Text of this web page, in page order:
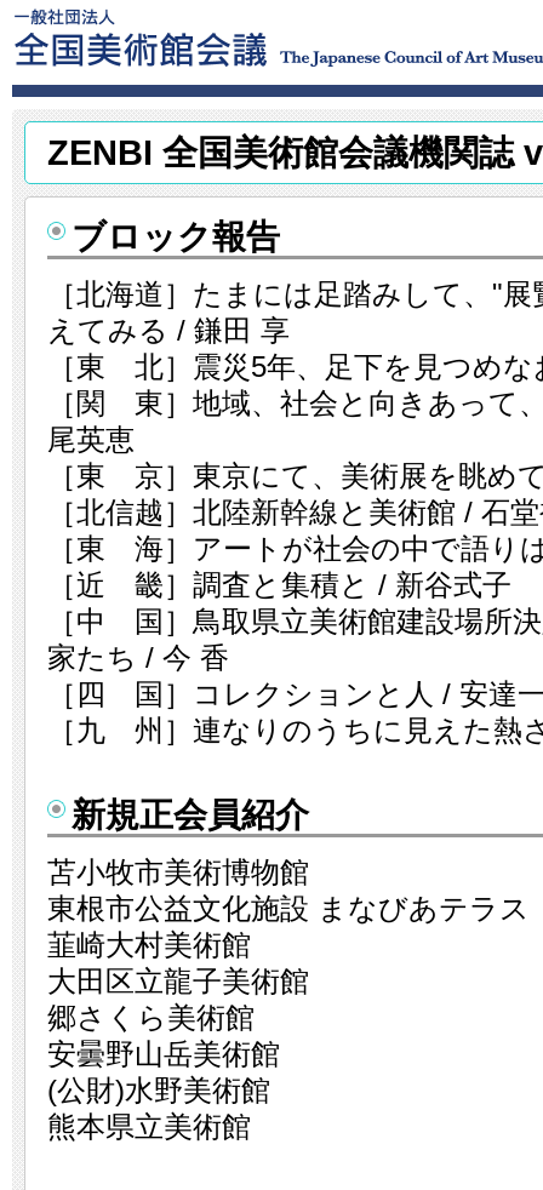
ZENBI 全国美術館会議機関誌
ブロック報告
［北海道］たまには足踏みして、"
えてみる / 鎌田 享
［東 北］震災5年、足下を見つめ
［関 東］地域、社会と向きあって
尾英恵
［東 京］東京にて、美術展を眺め
［北信越］北陸新幹線と美術館 / 石
［東 海］アートが社会の中で語り
［近 畿］調査と集積と / 新谷式子
［中 国］鳥取県立美術館建設場所
家たち / 今 香
［四 国］コレクションと人 / 安達
［九 州］連なりのうちに見えた熱
新規正会員紹介
苫小牧市美術博物館
東根市公益文化施設 まなびあテラス
韮崎大村美術館
大田区立龍子美術館
郷さくら美術館
安曇野山岳美術館
(公財)水野美術館
熊本県立美術館